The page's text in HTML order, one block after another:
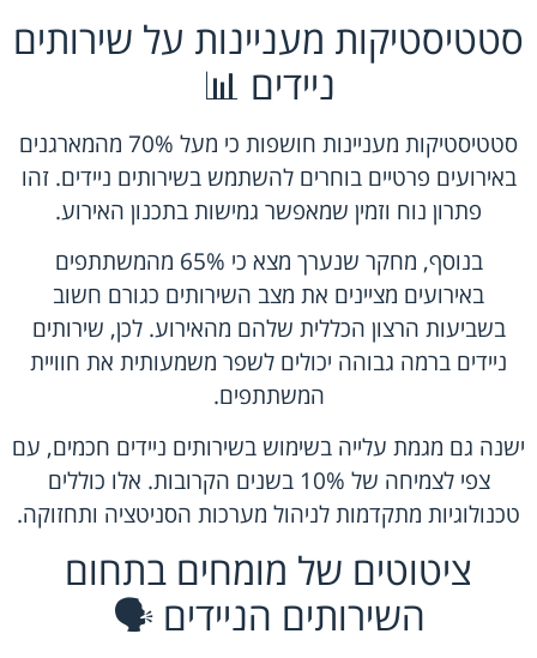
סטטיסטיקות מעניינות על שירותים
ניידים 📊
סטטיסטיקות מעניינות חושפות כי מעל 70% מהמארגנים
באירועים פרטיים בוחרים להשתמש בשירותים ניידים. זהו
פתרון נוח וזמין שמאפשר גמישות בתכנון האירוע.
בנוסף, מחקר שנערך מצא כי 65% מהמשתתפים
באירועים מציינים את מצב השירותים כגורם חשוב
בשביעות הרצון הכללית שלהם מהאירוע. לכן, שירותים
ניידים ברמה גבוהה יכולים לשפר משמעותית את חוויית
המשתתפים.
ישנה גם מגמת עלייה בשימוש בשירותים ניידים חכמים, עם
צפי לצמיחה של 10% בשנים הקרובות. אלו כוללים
טכנולוגיות מתקדמות לניהול מערכות הסניטציה ותחזוקה.
ציטוטים של מומחים בתחום
השירותים הניידים 🗣️